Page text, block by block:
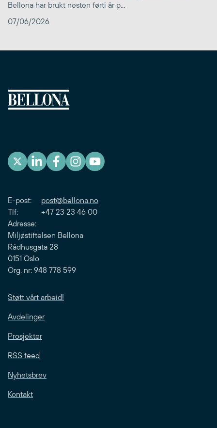
Bellona har brukt nesten førti år p...
07/06/2026
E-post: post@bellona.no
Tlf: +47 23 23 46 00
Adresse:
Miljøstiftelsen Bellona
Rådhusgata 28
0151 Oslo
Org. nr: 948 778 599
Støtt vårt arbeid!
Avdelinger
Prosjekter
RSS feed
Nyhetsbrev
Kontakt